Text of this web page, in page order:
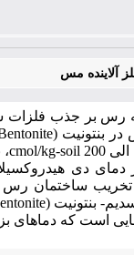
آلاینده مس
رس بر جذب